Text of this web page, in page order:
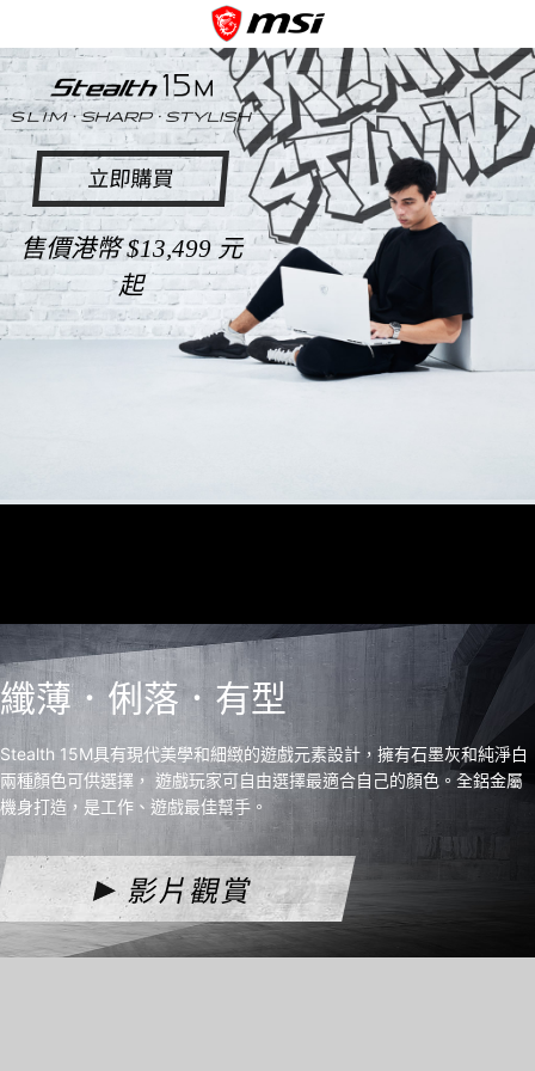
立即購買
售價港幣 $13,499 元
起
纖薄．俐落．有型
Stealth 15M具有現代美學和細緻的遊戲元素設計，擁有石墨灰和純淨白
兩種顏色可供選擇， 遊戲玩家可自由選擇最適合自己的顏色。全鋁金屬
機身打造，是工作、遊戲最佳幫手。
影片觀賞